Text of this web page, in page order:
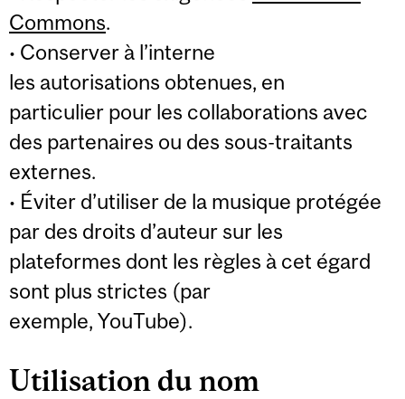
Commons.
• Conserver à l’interne
les autorisations obtenues, en
particulier pour les collaborations avec
des partenaires ou des sous-traitants
externes.
• Éviter d’utiliser de la musique protégée
par des droits d’auteur sur les
plateformes dont les règles à cet égard
sont plus strictes (par
exemple, YouTube).
Utilisation du nom